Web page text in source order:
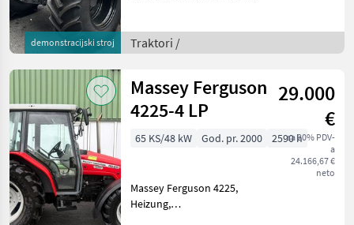
demonstracijski stroj
Höchstgeschwindigkeit 50
km/h Motorvorwärmung
Traktori /
Massey Ferguson
4225-4 LP
29.000
€
sa 20% PDV-
a
24.166,67 €
neto
65 KS/48 kW God. pr. 2000 2590 h
Massey Ferguson 4225,
Heizung,